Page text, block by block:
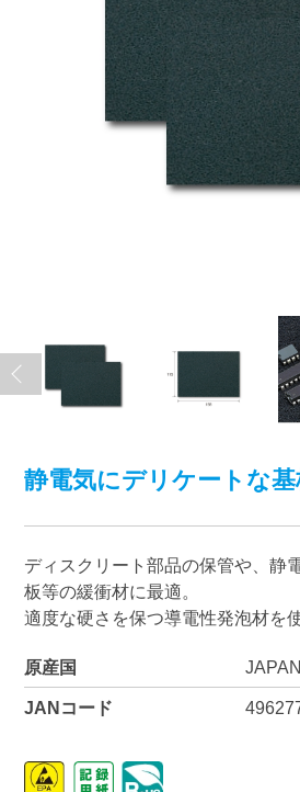
静電気にデリケートな
ディスクリート部品の保管や、静
板等の緩衝材に最適。
適度な硬さを保つ導電性発泡材を使
原産国 JAPAN
JANコード